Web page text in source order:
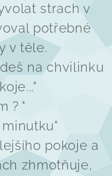
strach v
potřebné
v těle.
na chvilinku
? "
pokoje a
zhmotňuje,